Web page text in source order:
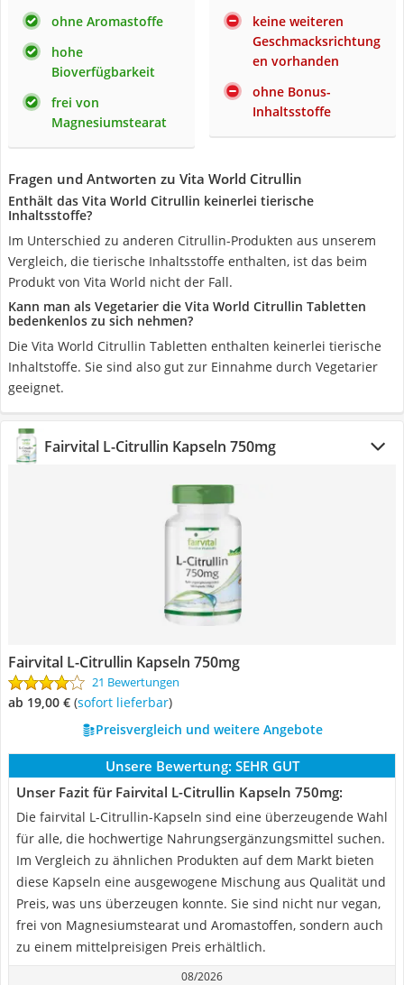
ohne Aromastoffe
hohe
Bioverfügbarkeit
frei von
Magnesiumstearat
keine weiteren
Geschmacksrichtung
en vorhanden
ohne Bonus-
Inhaltsstoffe
Fragen und Antworten zu Vita World Citrullin
Enthält das Vita World Citrullin keinerlei tierische
Inhaltsstoffe?
Im Unterschied zu anderen Citrullin-Produkten aus unserem
Vergleich, die tierische Inhaltsstoffe enthalten, ist das beim
Produkt von Vita World nicht der Fall.
Kann man als Vegetarier die Vita World Citrullin Tabletten
bedenkenlos zu sich nehmen?
Die Vita World Citrullin Tabletten enthalten keinerlei tierische
Inhaltstoffe. Sie sind also gut zur Einnahme durch Vegetarier
geeignet.
Fairvital L-Citrullin Kapseln 750mg
Fairvital L-Citrullin Kapseln 750mg
21 Bewertungen
ab 19,00 € ( Sofort lieferbar)
Preisvergleich und weitere Angebote
Unsere Bewertung: SEHR GUT
Unser Fazit für Fairvital L-Citrullin Kapseln 750mg:
Die fairvital L-Citrullin-Kapseln sind eine überzeugende Wahl
für alle, die hochwertige Nahrungsergänzungsmittel suchen.
Im Vergleich zu ähnlichen Produkten auf dem Markt bieten
diese Kapseln eine ausgewogene Mischung aus Qualität und
Preis, was uns überzeugen konnte. Sie sind nicht nur vegan,
frei von Magnesiumstearat und Aromastoffen, sondern auch
zu einem mittelpreisigen Preis erhältlich.
08/2026